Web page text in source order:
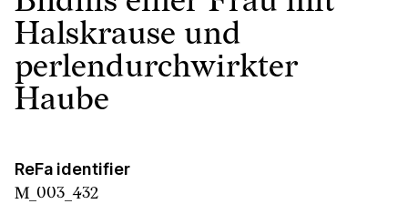
Halskrause und
perlendurchwirkter
Haube
ReFa identifier
M_003_432